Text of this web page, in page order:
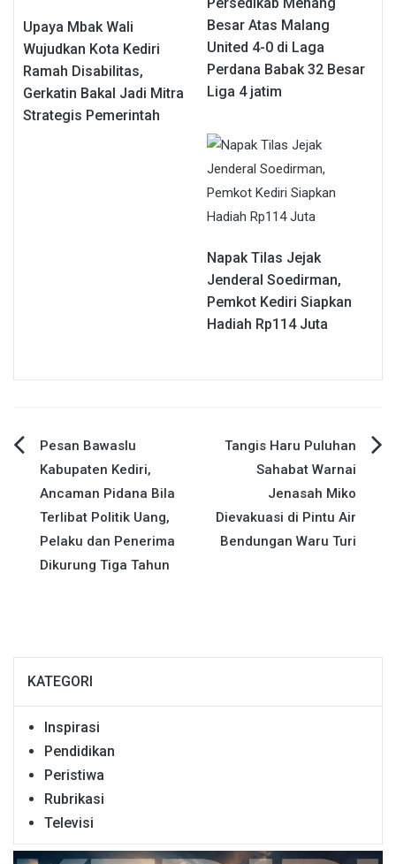
Upaya Mbak Wali
Wujudkan Kota Kediri
Ramah Disabilitas,
Gerkatin Bakal Jadi Mitra
Strategis Pemerintah
Besar Atas Malang
United 4-0 di Laga
Perdana Babak 32 Besar
Liga 4 jatim
Napak Tilas Jejak
Jenderal Soedirman,
Pemkot Kediri Siapkan
Hadiah Rp114 Juta
Navigasi
pos
Pesan Bawaslu
Kabupaten Kediri,
Ancaman Pidana Bila
Terlibat Politik Uang,
Pelaku dan Penerima
Dikurung Tiga Tahun
Tangis Haru Puluhan
Sahabat Warnai
Jenasah Miko
Dievakuasi di Pintu Air
Bendungan Waru Turi
KATEGORI
Inspirasi
Pendidikan
Peristiwa
Rubrikasi
Televisi